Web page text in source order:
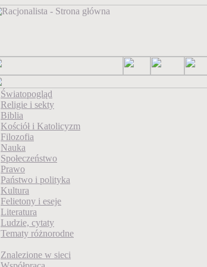
Światopogląd
Religie i sekty
Biblia
Kościół i Katolicyzm
Filozofia
Nauka
Społeczeństwo
Prawo
Państwo i polityka
Kultura
Felietony i eseje
Literatura
Ludzie, cytaty
Tematy różnorodne
Znalezione w sieci